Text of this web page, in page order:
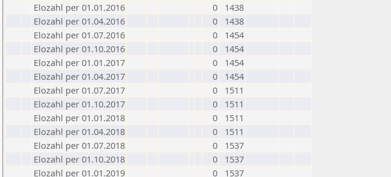
Elozahl per 01.01.2016
0
1438
Elozahl per 01.04.2016
0
1438
Elozahl per 01.07.2016
0
1454
Elozahl per 01.10.2016
0
1454
Elozahl per 01.01.2017
0
1454
Elozahl per 01.04.2017
0
1454
Elozahl per 01.07.2017
0
1511
Elozahl per 01.10.2017
0
1511
Elozahl per 01.01.2018
0
1511
Elozahl per 01.04.2018
0
1511
Elozahl per 01.07.2018
0
1537
Elozahl per 01.10.2018
0
1537
Elozahl per 01.01.2019
0
1537